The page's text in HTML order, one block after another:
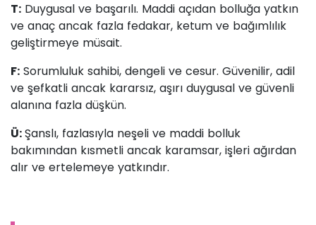
T: Duygusal ve başarılı. Maddi açıdan bolluğa yatkın
ve anaç ancak fazla fedakar, ketum ve bağımlılık
geliştirmeye müsait.
F: Sorumluluk sahibi, dengeli ve cesur. Güvenilir, adil
ve şefkatli ancak kararsız, aşırı duygusal ve güvenli
alanına fazla düşkün.
Ü:Şanslı, fazlasıyla neşeli ve maddi bolluk
bakımından kısmetli ancak karamsar, işleri ağırdan
alır ve ertelemeye yatkındır.